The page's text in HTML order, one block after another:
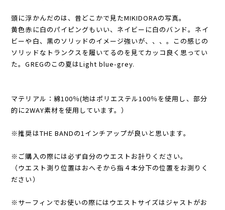
頭に浮かんだのは、昔どこかで見たMIKIDORAの写真。
黄色赤に白のパイピングもいい、ネイビーに白のバンド。ネイ
ビーや白、黒のソリッドのイメージ強いが、、、。この感じの
ソリッドなトランクスを履いてるのを見てカッコ良く思ってい
た。GREGのこの夏はLight blue-grey.
マテリアル：綿100％(地はポリエステル100％を使用し、部分
的に2WAY素材を使用しています。）
※推奨はTHE BANDの1インチアップが良いと思います。
※ご購入の際には必ず自分のウエストお計りください。
（ウエスト測り位置はおへそから指４本分下の位置をお測りく
ださい）
※サーフィンでお使いの際にはウエストサイズはジャストがお